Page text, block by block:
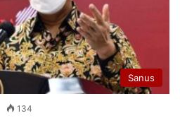
Sanus
134